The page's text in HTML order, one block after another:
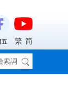
五 繁 简